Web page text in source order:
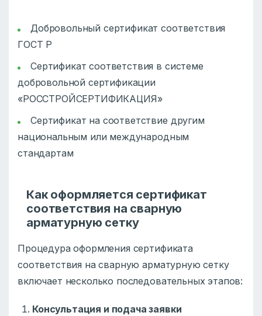
Добровольный сертификат соответствия
ГОСТ Р
Сертификат соответствия в системе
добровольной сертификации
«РОССТРОЙСЕРТИФИКАЦИЯ»
Сертификат на соответствие другим
национальным или международным
стандартам
Как оформляется сертификат
соответствия на сварную
арматурную сетку
Процедура оформления сертификата
соответствия на сварную арматурную сетку
включает несколько последовательных этапов:
Консультация и подача заявки